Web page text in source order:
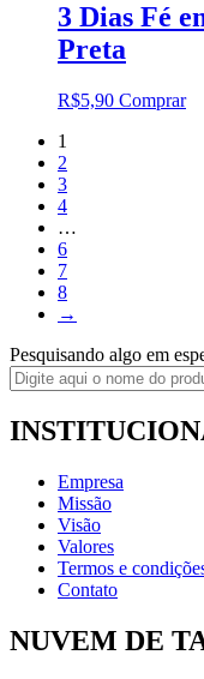
3 Dias Fé
Preta
R$5,90 Comprar
1
2
3
4
…
6
7
8
→
Pesquisando algo em
Empresa
Missão
Visão
Valores
Termos e
Contato
NUVEM DE